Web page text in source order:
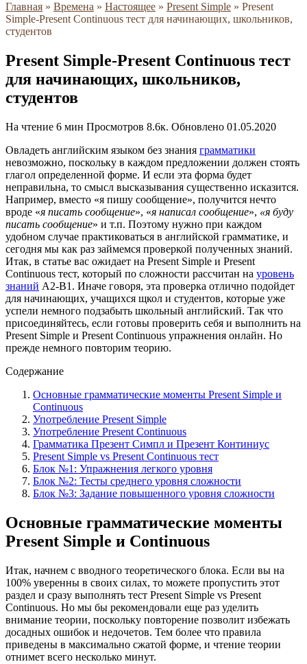
Главная » Времена » Настоящее » Present Simple » Present
Simple-Present Continuous тест для начинающих, школьников,
студентов
Present Simple-Present Continuous тест
для начинающих, школьников,
студентов
На чтение 6 мин Просмотров 8.6к. Обновлено 01.05.2020
Овладеть английским языком без знания грамматики
невозможно, поскольку в каждом предложении должен стоять
глагол определенной форме. И если эта форма будет
неправильна, то смысл высказывания существенно исказится.
Например, вместо «я пишу сообщение», получится нечто
вроде «я писать сообщение», «я написал сообщение», «я буду
писать сообщение» и т.п. Поэтому нужно при каждом
удобном случае практиковаться в английской грамматике, и
сегодня мы как раз займемся проверкой полученных знаний.
Итак, в статье вас ожидает на Present Simple и Present
Continuous тест, который по сложности рассчитан на уровень
знаний A2-B1. Иначе говоря, эта проверка отлично подойдет
для начинающих, учащихся щкол и студентов, которые уже
успели немного подзабыть школьный английский. Так что
присоединяйтесь, если готовы проверить себя и выполнить на
Present Simple и Present Continuous упражнения онлайн. Но
прежде немного повторим теорию.
Содержание
Основные грамматические моменты Present Simple и
Continuous
Употребление Present Simple
Употребление Present Continuous
Грамматика Презент Симпл и Презент Континиус
Present Simple vs Present Continuous тест
Блок №1: Упражнения легкого уровня
Блок №2: Тесты среднего уровня сложности
Блок №3: Задание повышенного уровня сложности
Основные грамматические моменты
Present Simple и Continuous
Итак, начнем с вводного теоретического блока. Если вы на
100% уверенны в своих силах, то можете пропустить этот
раздел и сразу выполнять тест Present Simple vs Present
Continuous. Но мы бы рекомендовали еще раз уделить
внимание теории, поскольку повторение позволит избежать
досадных ошибок и недочетов. Тем более что правила
приведены в максимально сжатой форме, и чтение теории
отнимет всего несколько минут.